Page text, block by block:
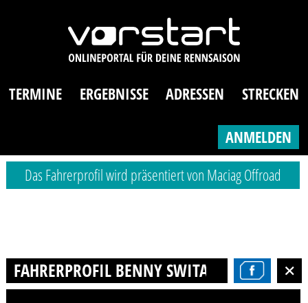
TERMINE ERGEBNISSE ADRESSEN STRECKEN
ANMELDEN
Das Fahrerprofil wird präsentiert von Maciag Offroad
FAHRERPROFIL BENNY SWITALSKI